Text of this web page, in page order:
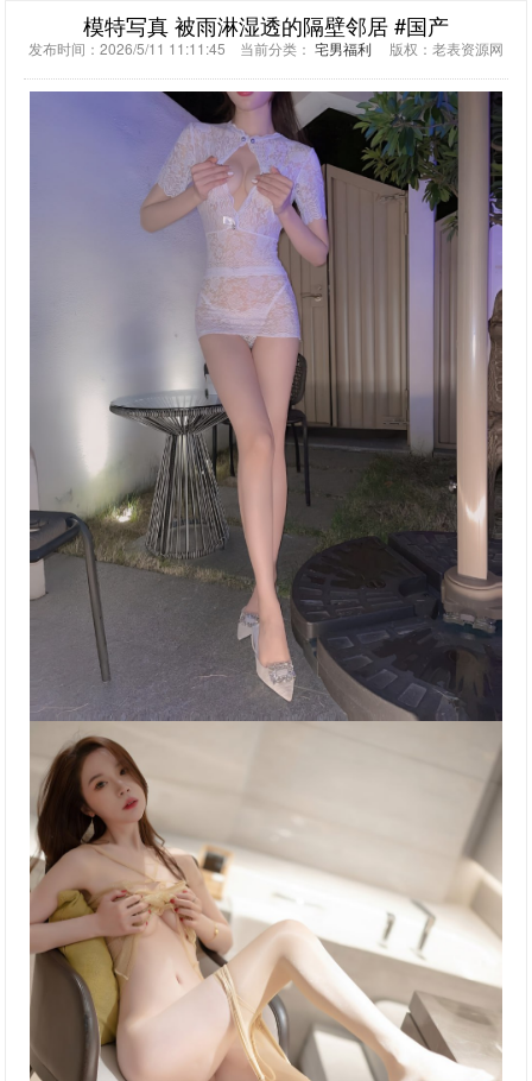
模特写真 被雨淋湿透的隔壁邻居 #国产
发布时间：2026/5/11 11:11:45 当前分类： 宅男福利 版权：老表资源网